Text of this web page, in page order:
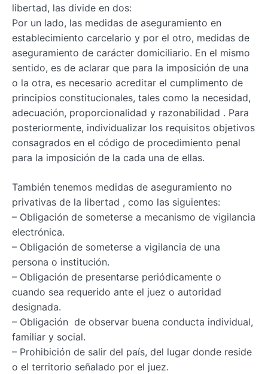
libertad, las divide en dos:
Por un lado, las medidas de aseguramiento en
establecimiento carcelario y por el otro, medidas de
aseguramiento de carácter domiciliario. En el mismo
sentido, es de aclarar que para la imposición de una
o la otra, es necesario acreditar el cumplimento de
principios constitucionales, tales como la necesidad,
adecuación, proporcionalidad y razonabilidad . Para
posteriormente, individualizar los requisitos objetivos
consagrados en el código de procedimiento penal
para la imposición de la cada una de ellas.
También tenemos medidas de aseguramiento no
privativas de la libertad , como las siguientes:
– Obligación de someterse a mecanismo de vigilancia
electrónica.
– Obligación de someterse a vigilancia de una
persona o institución.
– Obligación de presentarse periódicamente o
cuando sea requerido ante el juez o autoridad
designada.
– Obligación de observar buena conducta individual,
familiar y social.
– Prohibición de salir del país, del lugar donde reside
o el territorio señalado por el juez.